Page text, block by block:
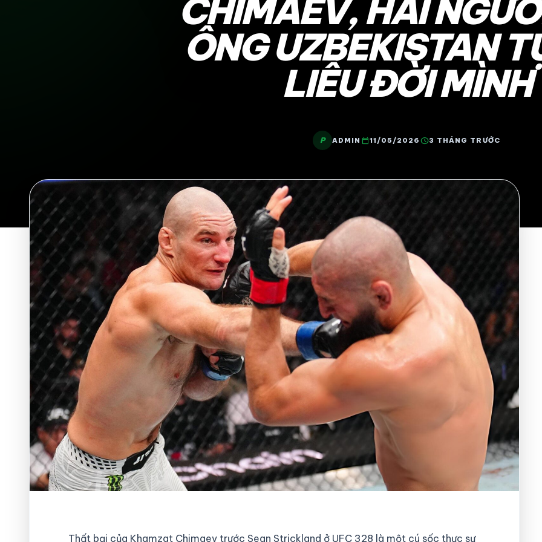
CHIMAEV, HAI
ÔNG UZBEKISTAN
LIỄU ĐỜI MÌNH
P ADMIN calendar_today11/05/2026 schedule3 THÁNG TRƯỚC
Thất bại của Khamzat Chimaev trước Sean Strickland ở UFC 328 là một cú sốc thực sự